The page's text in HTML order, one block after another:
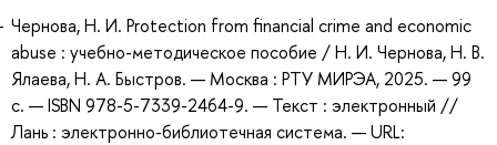
Чернова, Н. И. Protection from financial crime and economic
abuse : учебно-методическое пособие / Н. И. Чернова, Н. В.
Ялаева, Н. А. Быстров. — Москва : РТУ МИРЭА, 2025. — 99
с. — ISBN 978-5-7339-2464-9. — Текст : электронный //
Лань : электронно-библиотечная система. — URL: